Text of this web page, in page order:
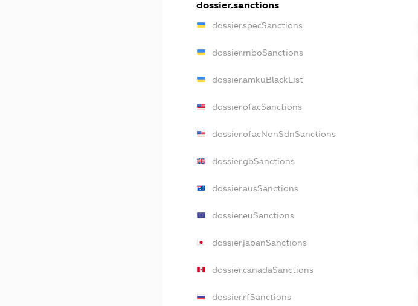
dossier.sanctions
dossier.specSanctions
dossier.rnboSanctions
dossier.amkuBlackList
dossier.ofacSanctions
dossier.ofacNonSdnSanctions
dossier.gbSanctions
dossier.ausSanctions
dossier.euSanctions
dossier.japanSanctions
dossier.canadaSanctions
dossier.rfSanctions